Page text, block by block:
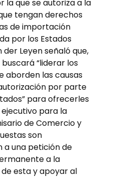
la que se autoriza a la
tengan derechos
de importación
por los Estados
Leyen señaló que,
“liderar los
aborden las causas
por parte
para ofrecerles
para la
de Comercio y
son
a una petición de
a la
esta y apoyar al